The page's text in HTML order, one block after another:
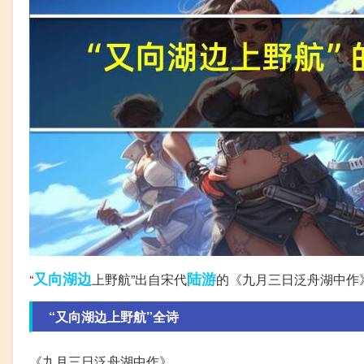
“又向湖边上野航”出自宋代陆游的《九月三日泛舟湖中作
“又向湖边上野航”全诗